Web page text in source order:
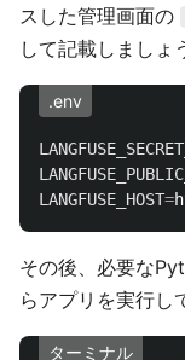
スした管理画面の
して記載しましょ
.env
LANGFUSE_HOST=
その後、必要な
らアプリを実行し
ターミナル